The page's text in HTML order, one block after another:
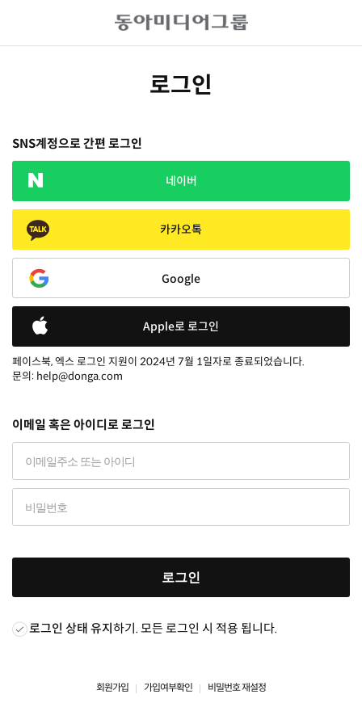
로그인
SNS계정으로 간편 로그인
네이버
카카오톡
Google
Apple로 로그인
페이스북, 엑스 로그인 지원이 2024년 7월 1일자로 종료되었습니다.
문의: help@donga.com
이메일 혹은 아이디로 로그인
로그인
로그인 상태 유지하기. 모든 로그인 시 적용 됩니다.
회원가입 가입여부확인 비밀번호 재설정